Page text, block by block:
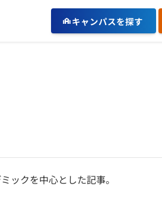
キャンパスを探す
ックを中心とした記事。